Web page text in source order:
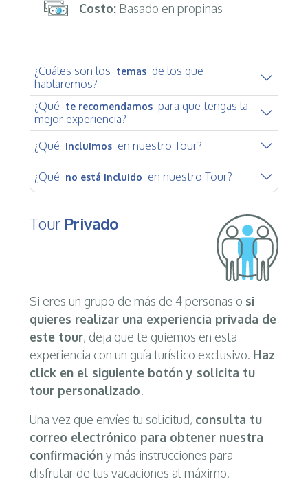
Costo:Basado en propinas
¿Cuáles son los temas de los que
hablaremos?
¿Qué te recomendamos para que tengas la
mejor experiencia?
¿Qué incluimos en nuestro Tour?
¿Qué no está incluido en nuestro Tour?
Tour Privado
Si eres un grupo de más de 4 personas o si
quieres realizar una experiencia privada de
este tour, deja que te guiemos en esta
experiencia con un guía turístico exclusivo. Haz
click en el siguiente botón y solicita tu
tour personalizado.
Una vez que envíes tu solicitud, consulta tu
correo electrónico para obtener nuestra
confirmacióny más instrucciones para
disfrutar de tus vacaciones al máximo.